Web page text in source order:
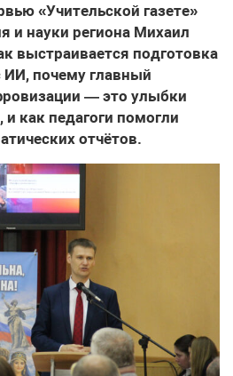
«Учительской газете»
и науки региона Михаил
выстраивается подготовка
ИИ, почему главный
— это улыбки
и как педагоги помогли
отчётов.